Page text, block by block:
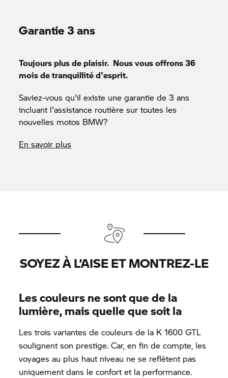
Garantie 3 ans
Toujours plus de plaisir. Nous vous offrons 36
mois de tranquillité d'esprit.
Saviez-vous qu'il existe une garantie de 3 ans
incluant l'assistance routière sur toutes les
nouvelles motos BMW?
En savoir plus
SOYEZ À L’AISE ET MONTREZ-LE
Les couleurs ne sont que de la
lumière, mais quelle que soit la
Les trois variantes de couleurs de la K 1600 GTL
soulignent son prestige. Car, en fin de compte, les
voyages au plus haut niveau ne se reflètent pas
uniquement dans le confort et la performance.